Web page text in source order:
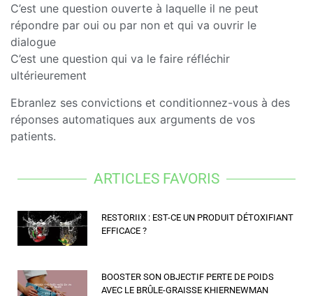
C’est une question ouverte à laquelle il ne peut
répondre par oui ou par non et qui va ouvrir le
dialogue
C’est une question qui va le faire réfléchir
ultérieurement
Ebranlez ses convictions et conditionnez-vous à des
réponses automatiques aux arguments de vos
patients.
ARTICLES FAVORIS
RESTORIIX : EST-CE UN PRODUIT DÉTOXIFIANT
EFFICACE ?
BOOSTER SON OBJECTIF PERTE DE POIDS
AVEC LE BRÛLE-GRAISSE KHIERNEWMAN